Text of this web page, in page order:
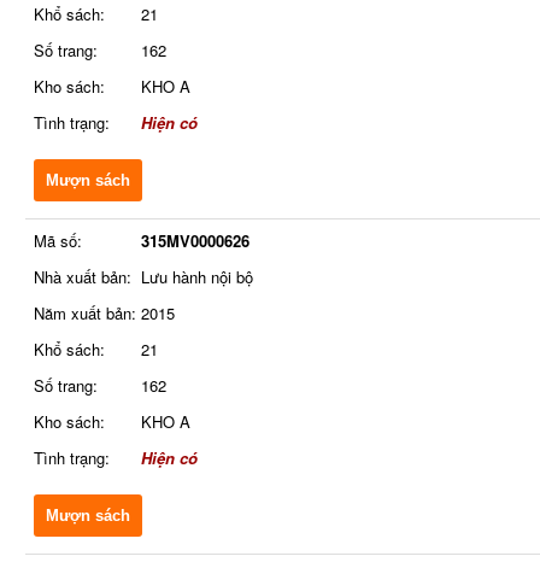
Khổ sách:
21
Số trang:
162
Kho sách:
KHO A
Tình trạng:
Hiện có
Mượn sách
Mã số:
315MV0000626
Nhà xuất bản: Lưu hành nội bộ
Năm xuất bản: 2015
Khổ sách:
21
Số trang:
162
Kho sách:
KHO A
Tình trạng:
Hiện có
Mượn sách